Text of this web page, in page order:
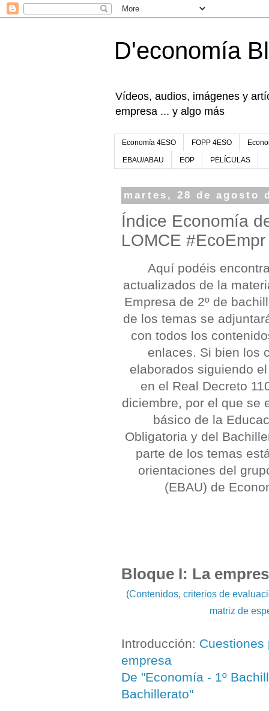
D'economía
Vídeos, audios, imágenes y
empresa ... y algo más
Economía 4ESO FOPP 4ESO
EBAU/ABAU EOP PELÍCULAS
martes, 28 de agosto
Índice Economía
LOMCE #EcoEmpr
Aquí podéis
actualizados de la
Empresa de 2º de
de los temas se
con todos los
enlaces. Si bien los
elaborados siguiendo
en el Real Decreto
diciembre, por el que se
básico de la
Obligatoria y del
parte de los temas
orientaciones del
(EBAU) de
Bloque I: La
(Contenidos, criterios de
matriz de
Introducción: Cuestiones
empresa
De "Economía - 1º
Bachillerato"